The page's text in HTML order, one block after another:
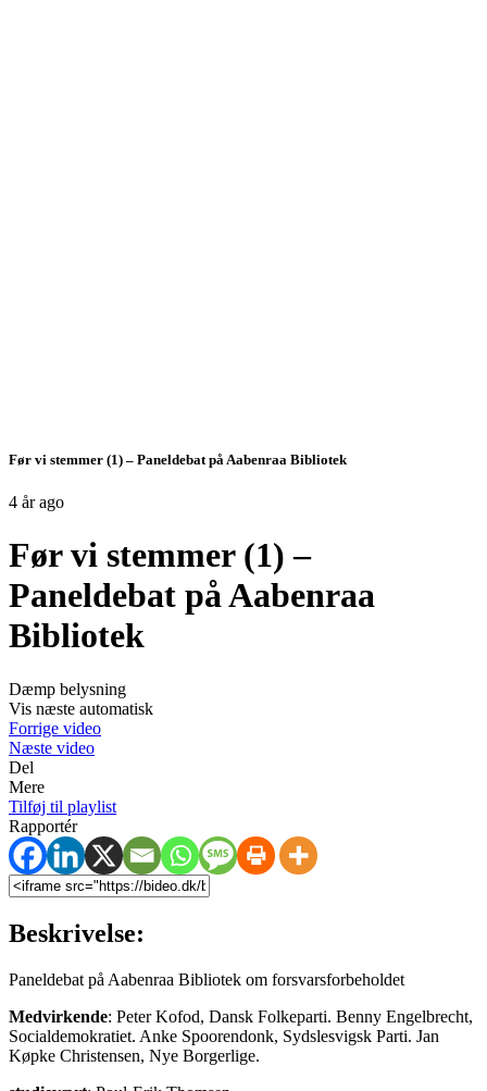
Før vi stemmer (1) – Paneldebat på Aabenraa Bibliotek
4 år ago
Før vi stemmer (1) –
Paneldebat på Aabenraa
Bibliotek
Dæmp belysning
Vis næste automatisk
Forrige video
Næste video
Del
Mere
Tilføj til playlist
Rapportér
Beskrivelse:
Paneldebat på Aabenraa Bibliotek om forsvarsforbeholdet
Medvirkende: Peter Kofod, Dansk Folkeparti. Benny Engelbrecht,
Socialdemokratiet. Anke Spoorendonk, Sydslesvigsk Parti. Jan
Køpke Christensen, Nye Borgerlige.